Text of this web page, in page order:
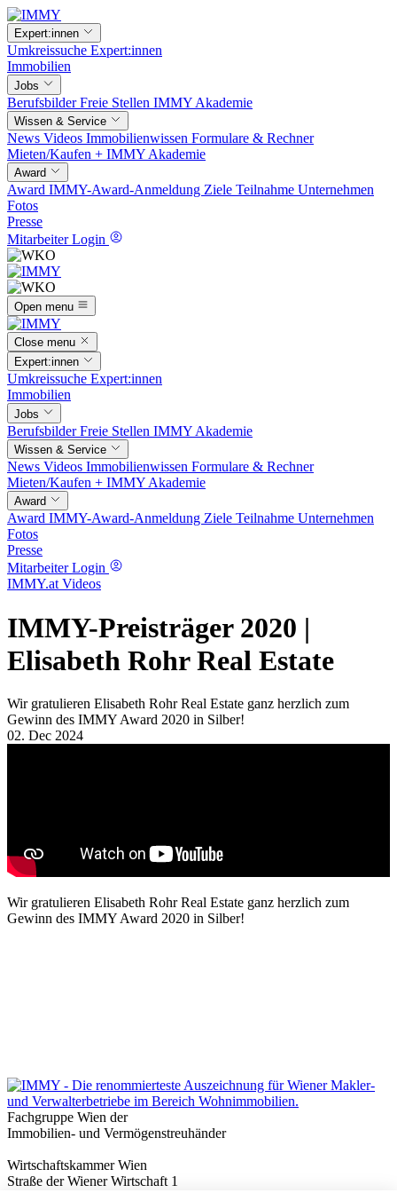
Expert:innen
Umkreissuche Expert:innen
Immobilien
Jobs
BerufsbilderFreie Stellen IMMY Akademie
Wissen & Service
News Videos Immobilienwissen Formulare & Rechner
Mieten/Kaufen + IMMY Akademie
Award
Award IMMY-Award-Anmeldung Ziele Teilnahme Unternehmen
Fotos
Presse
Mitarbeiter Login
Open menu
Close menu
Expert:innen
Umkreissuche Expert:innen
Immobilien
Jobs
BerufsbilderFreie Stellen IMMY Akademie
Wissen & Service
News Videos Immobilienwissen Formulare & Rechner
Mieten/Kaufen + IMMY Akademie
Award
Award IMMY-Award-Anmeldung Ziele Teilnahme Unternehmen
Fotos
Presse
Mitarbeiter Login
IMMY.at Videos
IMMY-Preisträger 2020 |
Elisabeth Rohr Real Estate
Wir gratulieren Elisabeth Rohr Real Estate ganz herzlich zum
Gewinn des IMMY Award 2020 in Silber!
02. Dec 2024
Wir gratulieren Elisabeth Rohr Real Estate ganz herzlich zum
Gewinn des IMMY Award 2020 in Silber!
Fachgruppe Wien der
Immobilien- und Vermögenstreuhänder
Wirtschaftskammer Wien
Straße der Wiener Wirtschaft 1